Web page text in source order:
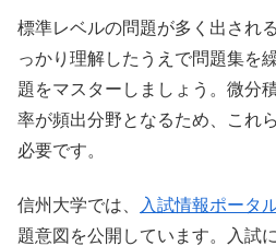
標準レベルの問題が多く出され
っかり理解したうえで問題集を
題をマスターしましょう。微分
率が頻出分野となるため、これ
必要です。
信州大学では、 入試情報ポータ
題意図を公開しています。入試